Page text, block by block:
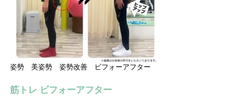
姿勢 美姿勢 姿勢改善 ビフォーアフター
筋トレ ビフォーアフター